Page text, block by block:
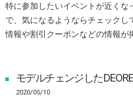
特に参加したいイベントが近く
で、気になるようならチェック
情報や割引クーポンなどの情報が
モデルチェンジした
2020/05/10